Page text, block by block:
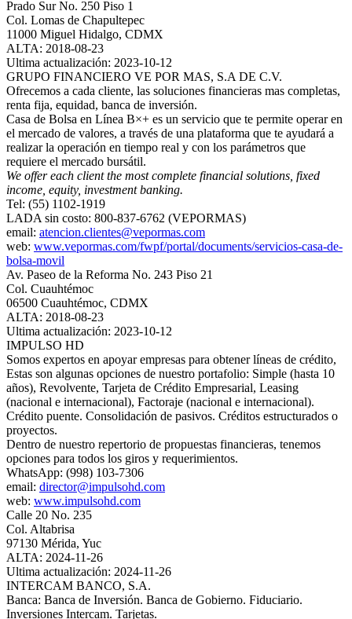
Prado Sur No. 250 Piso 1
Col. Lomas de Chapultepec
11000 Miguel Hidalgo, CDMX
ALTA: 2018-08-23
Ultima actualización: 2023-10-12
GRUPO FINANCIERO VE POR MAS, S.A DE C.V.
Ofrecemos a cada cliente, las soluciones financieras mas completas,
renta fija, equidad, banca de inversión.
Casa de Bolsa en Línea B×+ es un servicio que te permite operar en
el mercado de valores, a través de una plataforma que te ayudará a
realizar la operación en tiempo real y con los parámetros que
requiere el mercado bursátil.
We offer each client the most complete financial solutions, fixed
income, equity, investment banking.
Tel: (55) 1102-1919
LADA sin costo: 800-837-6762 (VEPORMAS)
email: atencion.clientes@vepormas.com
web: www.vepormas.com/fwpf/portal/documents/servicios-casa-de-
bolsa-movil
Av. Paseo de la Reforma No. 243 Piso 21
Col. Cuauhtémoc
06500 Cuauhtémoc, CDMX
ALTA: 2018-08-23
Ultima actualización: 2023-10-12
IMPULSO HD
Somos expertos en apoyar empresas para obtener líneas de crédito,
Estas son algunas opciones de nuestro portafolio: Simple (hasta 10
años), Revolvente, Tarjeta de Crédito Empresarial, Leasing
(nacional e internacional), Factoraje (nacional e internacional).
Crédito puente. Consolidación de pasivos. Créditos estructurados o
proyectos.
Dentro de nuestro repertorio de propuestas financieras, tenemos
opciones para todos los giros y requerimientos.
WhatsApp: (998) 103-7306
email: director@impulsohd.com
web: www.impulsohd.com
Calle 20 No. 235
Col. Altabrisa
97130 Mérida, Yuc
ALTA: 2024-11-26
Ultima actualización: 2024-11-26
INTERCAM BANCO, S.A.
Banca: Banca de Inversión. Banca de Gobierno. Fiduciario.
Inversiones Intercam. Tarjetas.